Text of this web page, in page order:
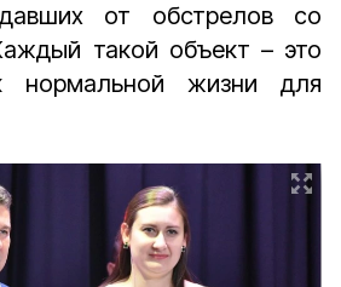
от обстрелов со
такой объект – это
нормальной жизни для